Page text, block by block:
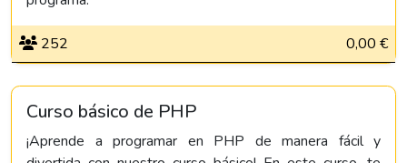
252 0,00 €
Curso básico de PHP
¡Aprende a programar en PHP de manera fácil y